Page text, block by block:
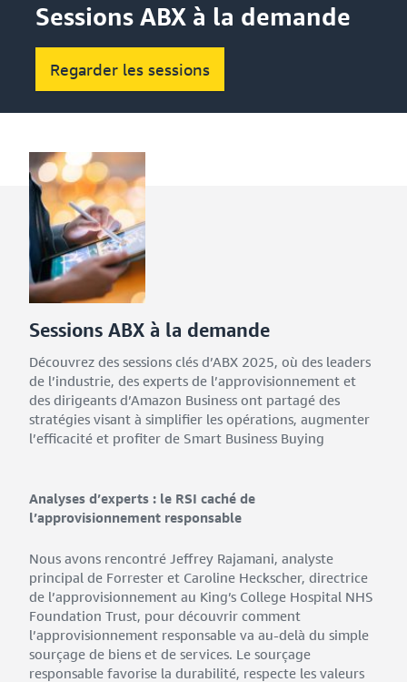
Sessions ABX à la demande
Regarder les sessions
Sessions ABX à la demande
Découvrez des sessions clés d’ABX 2025, où des leaders
de l’industrie, des experts de l’approvisionnement et
des dirigeants d’Amazon Business ont partagé des
stratégies visant à simplifier les opérations, augmenter
l’efficacité et profiter de Smart Business Buying
Analyses d’experts : le RSI caché de
l’approvisionnement responsable
Nous avons rencontré Jeffrey Rajamani, analyste
principal de Forrester et Caroline Heckscher, directrice
de l’approvisionnement au King’s College Hospital NHS
Foundation Trust, pour découvrir comment
l’approvisionnement responsable va au-delà du simple
sourçage de biens et de services. Le sourçage
responsable favorise la durabilité, respecte les valeurs